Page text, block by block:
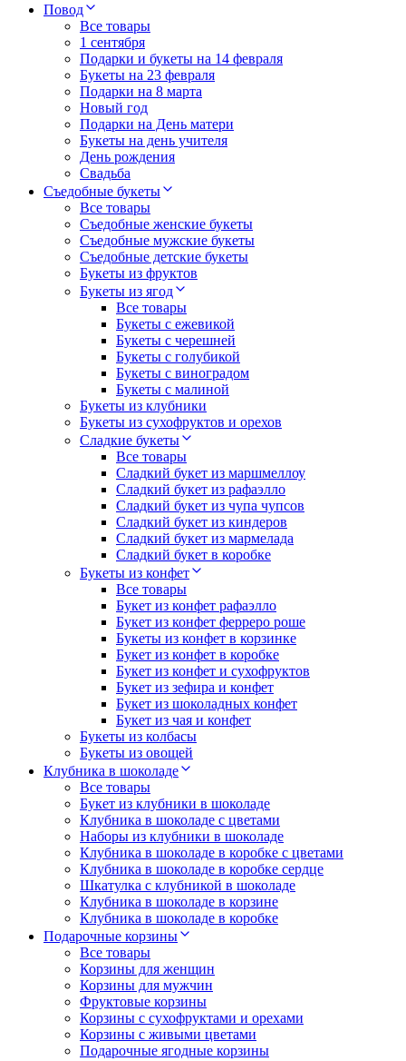
Повод
Все товары
1 сентября
Подарки и букеты на 14 февраля
Букеты на 23 февраля
Подарки на 8 марта
Новый год
Подарки на День матери
Букеты на день учителя
День рождения
Свадьба
Съедобные букеты
Все товары
Съедобные женские букеты
Съедобные мужские букеты
Съедобные детские букеты
Букеты из фруктов
Букеты из ягод
Все товары
Букеты с ежевикой
Букеты с черешней
Букеты с голубикой
Букеты с виноградом
Букеты с малиной
Букеты из клубники
Букеты из сухофруктов и орехов
Сладкие букеты
Все товары
Сладкий букет из маршмеллоу
Сладкий букет из рафаэлло
Сладкий букет из чупа чупсов
Сладкий букет из киндеров
Сладкий букет из мармелада
Сладкий букет в коробке
Букеты из конфет
Все товары
Букет из конфет рафаэлло
Букет из конфет ферреро роше
Букеты из конфет в корзинке
Букет из конфет в коробке
Букет из конфет и сухофруктов
Букет из зефира и конфет
Букет из шоколадных конфет
Букет из чая и конфет
Букеты из колбасы
Букеты из овощей
Клубника в шоколаде
Все товары
Букет из клубники в шоколаде
Клубника в шоколаде с цветами
Наборы из клубники в шоколаде
Клубника в шоколаде в коробке с цветами
Клубника в шоколаде в коробке сердце
Шкатулка с клубникой в шоколаде
Клубника в шоколаде в корзине
Клубника в шоколаде в коробке
Подарочные корзины
Все товары
Корзины для женщин
Корзины для мужчин
Фруктовые корзины
Корзины с сухофруктами и орехами
Корзины с живыми цветами
Подарочные ягодные корзины